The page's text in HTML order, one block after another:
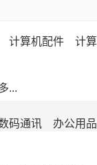
计算机配件 计
备
码通讯 办公用品
...